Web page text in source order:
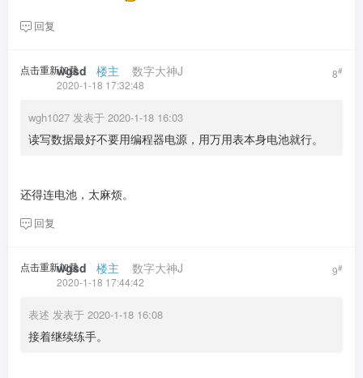
回复
点击重新加载 8#
wgsd 楼主 数字大神J
2020-1-18 17:32:48
wgh1027 发表于 2020-1-18 16:03
读写数据最好不要用编程器电源，用万用表本身电池就行。
还得连电池，太麻烦。
回复
点击重新加载 9#
wgsd 楼主 数字大神J
2020-1-18 17:44:42
表述 发表于 2020-1-18 16:08
接着继续练手。